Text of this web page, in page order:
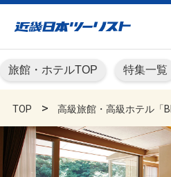
旅館・ホテルTOP 特集一覧
TOP 高級旅館・高級ホテル「